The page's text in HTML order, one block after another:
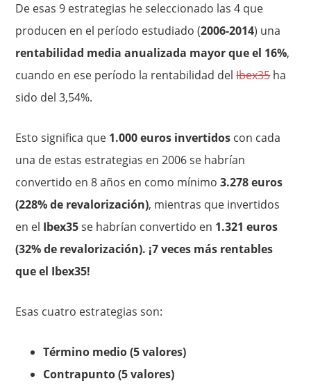
De esas 9 estrategias he seleccionado las 4 que
producen en el período estudiado (2006-2014) una
rentabilidad media anualizada mayor que el 16%,
cuando en ese período la rentabilidad delIbex35ha
sido del 3,54%.
Esto significa que 1.000 euros invertidos con cada
una de estas estrategias en 2006 se habrían
convertido en 8 años en como mínimo3.278 euros
(228% de revalorización), mientras que invertidos
en el Ibex35se habrían convertido en 1.321 euros
(32% de revalorización). ¡7 veces más rentables
que el Ibex35!
Esas cuatro estrategias son:
Término medio (5 valores)
Contrapunto (5 valores)